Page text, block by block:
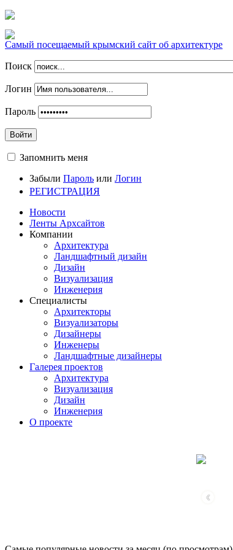
Самый посещаемый крымский сайт об архитектуре
Поиск
Логин
Пароль
Войти
Запомнить меня
Забыли Пароль или Логин
РЕГИСТРАЦИЯ
Новости
Ленты Архсайтов
Компании
Архитектура
Ландшафтный дизайн
Дизайн
Визуализация
Инженерия
Специалисты
Архитекторы
Визуализаторы
Дизайнеры
Инженеры
Ландшафтные дизайнеры
Галерея проектов
Архитектура
Визуализация
Дизайн
Инженерия
О проекте
‹